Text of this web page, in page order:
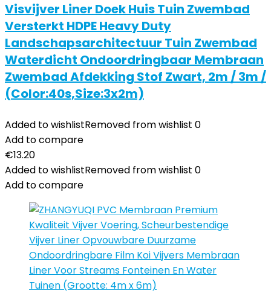
Visvijver Liner Doek Huis Tuin Zwembad
Versterkt HDPE Heavy Duty
Landschapsarchitectuur Tuin Zwembad
Waterdicht Ondoordringbaar Membraan
Zwembad Afdekking Stof Zwart, 2m / 3m /
(Color:40s,Size:3x2m)
Added to wishlistRemoved from wishlist 0
Add to compare
€13.20
Added to wishlistRemoved from wishlist 0
Add to compare